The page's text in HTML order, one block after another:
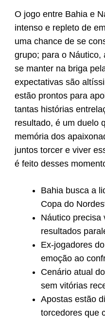
O jogo entre Bahia e
intenso e repleto de
uma chance de se
grupo; para o Náutico,
se manter na briga
expectativas são
estão prontos para
tantas histórias
resultado, é um duelo
memória dos
juntos torcer e viver
é feito desses
Bahia busca a
Copa do
Náutico precisa
resultados
Ex-jogadores
emoção ao
Cenário atual
sem vitórias
Apostas estão
torcedores que